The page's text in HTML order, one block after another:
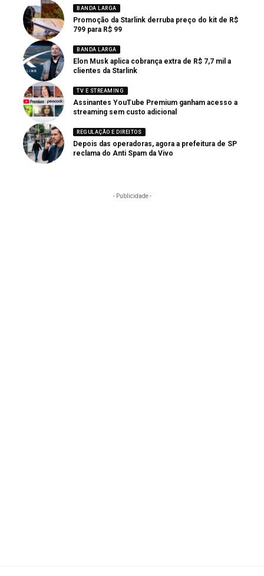
BANDA LARGA
Promoção da Starlink derruba preço do kit de R$
799 para R$ 99
BANDA LARGA
Elon Musk aplica cobrança extra de R$ 7,7 mil a
clientes da Starlink
TV E STREAMING
Assinantes YouTube Premium ganham acesso a
streaming sem custo adicional
REGULAÇÃO E DIREITOS
Depois das operadoras, agora a prefeitura de SP
reclama do Anti Spam da Vivo
- Publicidade -